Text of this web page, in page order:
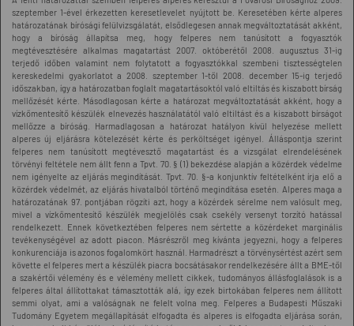
szeptember 1-ével érkezetten keresetlevelet nyújtott be. Keresetében kérte alperes
határozatának bírósági felülvizsgálatát, elsődlegesen annak megváltoztatását akként,
hogy a bíróság állapítsa meg, hogy felperes nem tanúsított a fogyasztók
megtévesztésére alkalmas magatartást 2007. októberétől 2008. augusztus 31-ig
terjedő időben valamint nem folytatott a fogyasztókkal szembeni tisztességtelen
kereskedelmi gyakorlatot a 2008. szeptember 1-től 2008. december 15-ig terjedő
időszakban, így a határozatban foglalt magatartásoktól való eltiltás és kiszabott bírság
mellőzését kérte. Másodlagosan kérte a határozat megváltoztatását akként, hogy a
vízkőmentesítő készülék elnevezés használatától való eltiltást és a kiszabott bírságot
mellőzze a bíróság. Harmadlagosan a határozat hatályon kívül helyezése mellett
alperes új eljárásra kötelezését kérte és perköltséget igényel. Álláspontja szerint
felperes nem tanúsított megtévesztő magatartást és a vizsgálat elrendelésének
törvényi feltétele nem állt fenn a Tpvt. 70. § (1) bekezdése alapján a közérdek védelme
nem igényelte az eljárás megindítását. Tpvt. 70. §-a konjunktív feltételként írja elő a
közérdek védelmét, az eljárás hivatalból történő megindítása esetén. Alperes maga a
határozatának 97. pontjában rögzíti azt, hogy a közérdek sérelme nem valósult meg,
mivel a vízkőmentesítő készülék megjelölés csak csekély versenyt torzító hatással
rendelkezett. Ennek következtében felperes nem sértette a közérdeket marginális
tevékenységével az adott piacon. Másrészről meg kívánta jegyezni, hogy a felperes
konkurenciája is azonos fogalomkört használ. Harmadrészt a törvénysértést azért sem
követte el felperes mert a készülék piacra bocsátásakor rendelkezésére állt a BME-től
a szakértői vélemény és e vélemény mellett cikkek, tudományos állásfoglalások is a
felperes által állítottakat támasztották alá, így ezek birtokában felperes nem állított
semmi olyat, ami a valóságnak ne felelt volna meg. Felperes a Budapesti Műszaki
Tudomány Egyetem megállapítását elfogadta és alperes is elfogadta eljárása során,